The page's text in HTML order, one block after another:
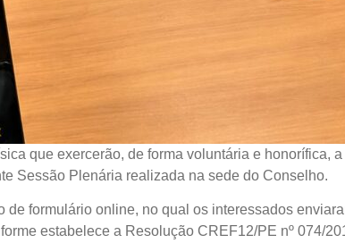
que exercerão, de forma voluntária e honorífica,
Sessão Plenária realizada na sede do Conselho.
formulário online, no qual os interessados
estabelece a Resolução CREF12/PE nº 074/